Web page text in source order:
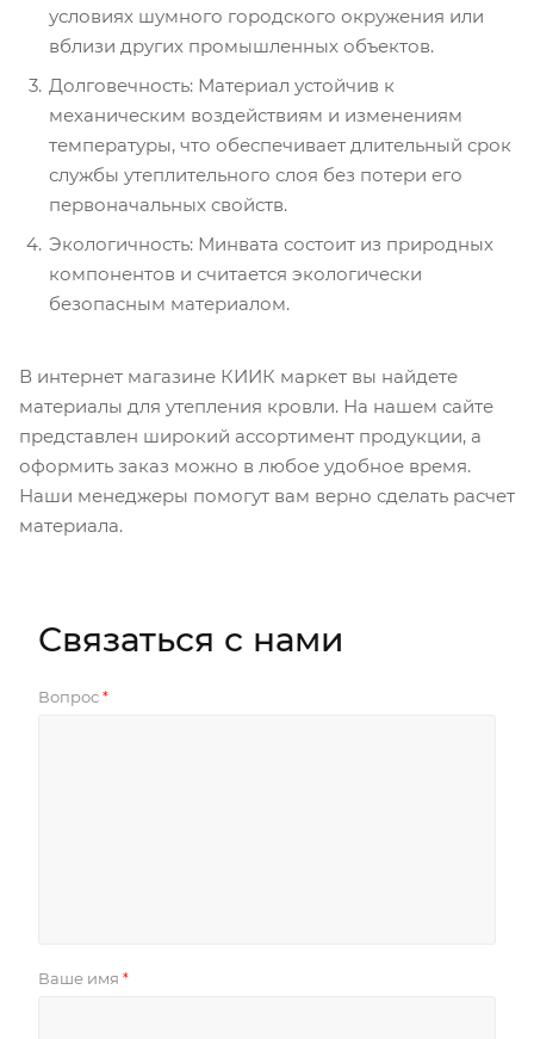
условиях шумного городского окружения или
вблизи других промышленных объектов.
Долговечность: Материал устойчив к
механическим воздействиям и изменениям
температуры, что обеспечивает длительный срок
службы утеплительного слоя без потери его
первоначальных свойств.
Экологичность: Минвата состоит из природных
компонентов и считается экологически
безопасным материалом.
В интернет магазине КИИК маркет вы найдете
материалы для утепления кровли. На нашем сайте
представлен широкий ассортимент продукции, а
оформить заказ можно в любое удобное время.
Наши менеджеры помогут вам верно сделать расчет
материала.
Связаться с нами
Вопрос *
Ваше имя *